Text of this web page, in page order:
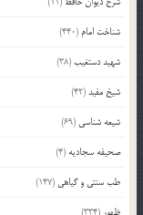
شناخت امام (440)
شهید دستغیب(38)
شیخ مفید(42)
شیعه شناسی (69)
صحیفه سجادیه (4)
طب سنتی و گیاهی (147)